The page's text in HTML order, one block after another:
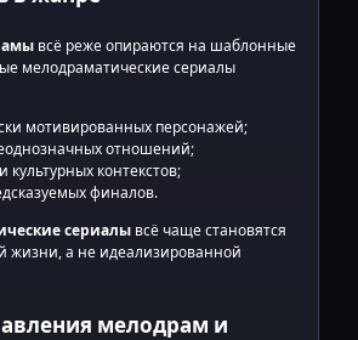
всё реже опираются на шаблонные
мелодраматические сериалы
мотивированных персонажей;
отношений;
культурных контекстов;
финалов.
сериалы всё чаще становятся
жизни, а не идеализированной
мелодрам и